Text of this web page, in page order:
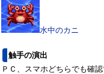
水中のカニ
触手の演出
ＰＣ、スマホどちらでも確